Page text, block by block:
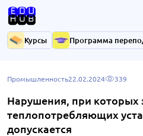
Курсы Программа
Промышленность22.02.2024 339
Нарушения, при которых
теплопотребляющих
допускается